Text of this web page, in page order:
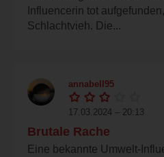
Influencerin tot
Schlachtvieh. Die...
annabell95
17.03.2024 – 20:13
Brutale Rache
Eine bekannte Umwelt-